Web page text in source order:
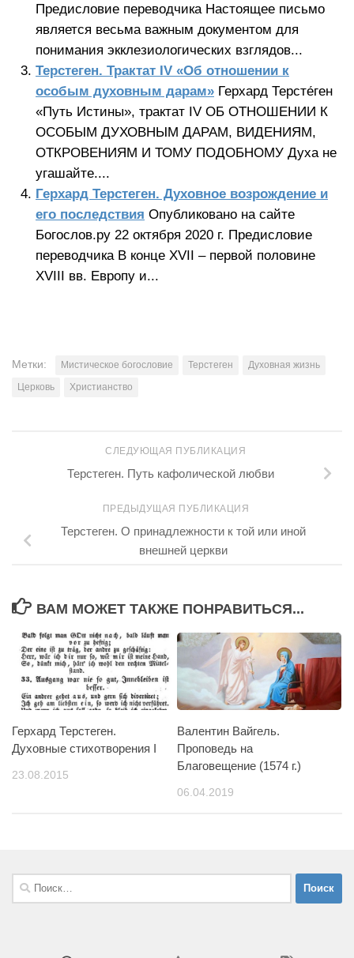
Предисловие переводчика Настоящее письмо
является весьма важным документом для
понимания экклезиологических взглядов...
Терстеген. Трактат IV «Об отношении к
особым духовным дарам» Герхард Терсте́ген
«Путь Истины», трактат IV ОБ ОТНОШЕНИИ К
ОСОБЫМ ДУХОВНЫМ ДАРАМ, ВИДЕНИЯМ,
ОТКРОВЕНИЯМ И ТОМУ ПОДОБНОМУ Духа не
угашайте....
Герхард Терстеген. Духовное возрождение и
его последствия Опубликовано на сайте
Богослов.ру 22 октября 2020 г. Предисловие
переводчика В конце XVII – первой половине
XVIII вв. Европу и...
Метки: Мистическое богословие Терстеген
Духовная жизнь
Церковь
Христианство
СЛЕДУЮЩАЯ ПУБЛИКАЦИЯ
Терстеген. Путь кафолической любви
ПРЕДЫДУЩАЯ ПУБЛИКАЦИЯ
Терстеген. О принадлежности к той или иной
внешней церкви
ВАМ МОЖЕТ ТАКЖЕ ПОНРАВИТЬСЯ...
Герхард Терстеген.
Духовные стихотворения I
23.08.2015
Валентин Вайгель.
Проповедь на
Благовещение (1574 г.)
06.04.2019
Найти: